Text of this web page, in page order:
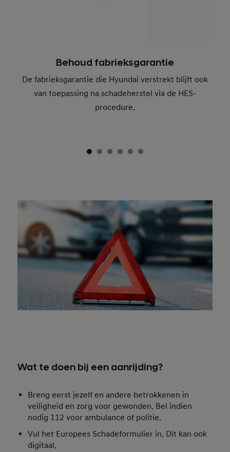
Behoud fabrieksgarantie
De fabrieksgarantie die Hyundai verstrekt blijft ook
van toepassing na schadeherstel via de HES-
procedure.
Wat te doen bij een aanrijding?
Breng eerst jezelf en andere betrokkenen in
veiligheid en zorg voor gewonden. Bel indien
nodig 112 voor ambulance of politie.
Vul het Europees Schadeformulier in. Dit kan ook
digitaal.